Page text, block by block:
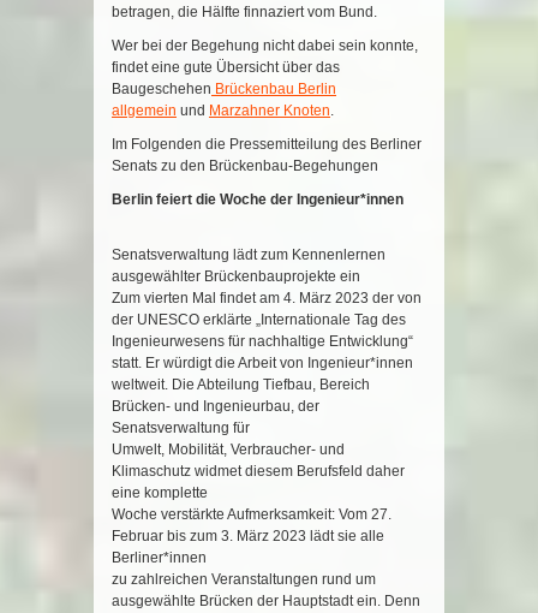
betragen, die Hälfte finnaziert vom Bund.
Wer bei der Begehung nicht dabei sein konnte,
findet eine gute Übersicht über das
Baugeschehen Brückenbau Berlin
allgemein und Marzahner Knoten.
Im Folgenden die Pressemitteilung des Berliner
Senats zu den Brückenbau-Begehungen
Berlin feiert die Woche der Ingenieur*innen
Senatsverwaltung lädt zum Kennenlernen
ausgewählter Brückenbauprojekte ein
Zum vierten Mal findet am 4. März 2023 der von
der UNESCO erklärte „Internationale Tag des
Ingenieurwesens für nachhaltige Entwicklung“
statt. Er würdigt die Arbeit von Ingenieur*innen
weltweit. Die Abteilung Tiefbau, Bereich
Brücken- und Ingenieurbau, der
Senatsverwaltung für
Umwelt, Mobilität, Verbraucher- und
Klimaschutz widmet diesem Berufsfeld daher
eine komplette
Woche verstärkte Aufmerksamkeit: Vom 27.
Februar bis zum 3. März 2023 lädt sie alle
Berliner*innen
zu zahlreichen Veranstaltungen rund um
ausgewählte Brücken der Hauptstadt ein. Denn